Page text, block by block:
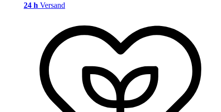
24 h Versand